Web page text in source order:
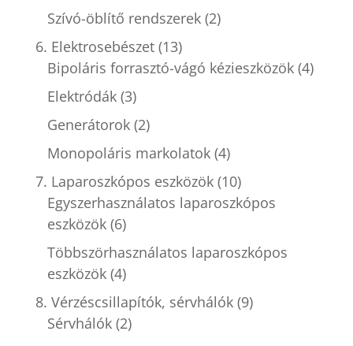
Szívó-öblítő rendszerek (2)
6. Elektrosebészet (13)
Bipoláris forrasztó-vágó kézieszközök (4)
Elektródák (3)
Generátorok (2)
Monopoláris markolatok (4)
7. Laparoszkópos eszközök (10)
Egyszerhasználatos laparoszkópos
eszközök (6)
Többszörhasználatos laparoszkópos
eszközök (4)
8. Vérzéscsillapítók, sérvhálók (9)
Sérvhálók (2)